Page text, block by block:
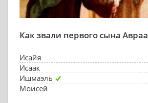
Как звали первого сына
Исайя
Исаак
Ишмаэль
Моисей